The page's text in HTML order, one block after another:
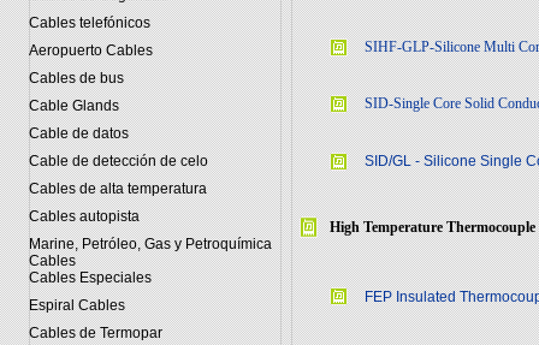
Cables telefónicos
Aeropuerto Cables
Cables de bus
Cable Glands
Cable de datos
Cable de detección de celo
Cables de alta temperatura
Cables autopista
Marine, Petróleo, Gas y Petroquímica
Cables
Cables Especiales
Espiral Cables
Cables de Termopar
SIHF-GLP-Silicone Multi
SID-Single Core Solid
SID/GL - Silicone Single
High Temperature Thermocouple
FEP Insulated